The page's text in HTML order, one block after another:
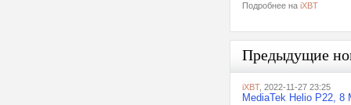
Подробнее на iXBT
Предыдущие
iXBT, 2022-11-27 23:25
MediaTek Helio P22,